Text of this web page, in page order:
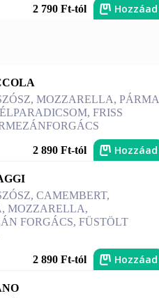
2 790 Ft-tól Hozzáad
MOZZARELLA,
FRISS
2 890 Ft-tól Hozzáad
CAMEMBERT,
MOZZARELLA,
FORGÁCS, FÜSTÖLT
2 890 Ft-tól Hozzáad